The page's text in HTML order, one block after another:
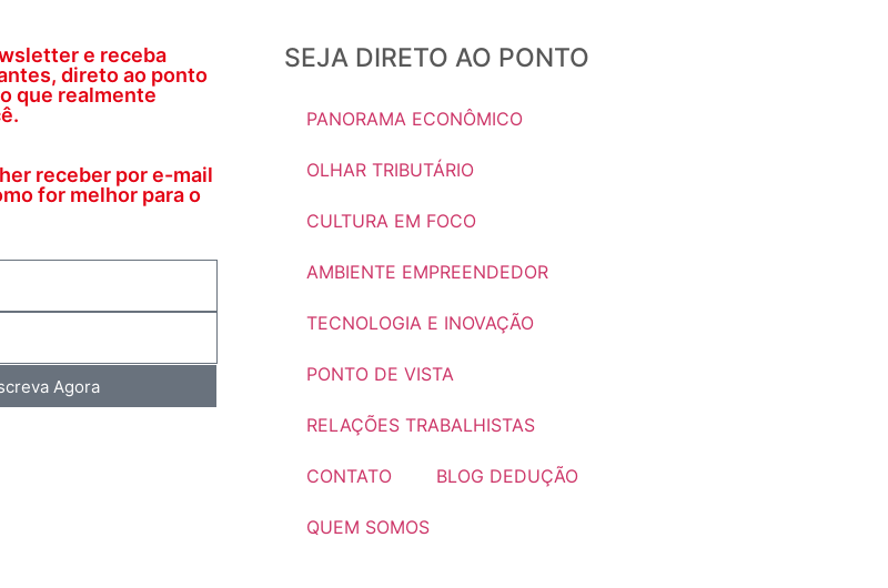
e receba
direto ao ponto
que realmente
receber por e-mail
for melhor para o
Agora
SEJA DIRETO AO PONTO
PANORAMA ECONÔMICO
OLHAR TRIBUTÁRIO
CULTURA EM FOCO
AMBIENTE EMPREENDEDOR
TECNOLOGIA E INOVAÇÃO
PONTO DE VISTA
RELAÇÕES TRABALHISTAS
CONTATO BLOG DEDUÇÃO
QUEM SOMOS